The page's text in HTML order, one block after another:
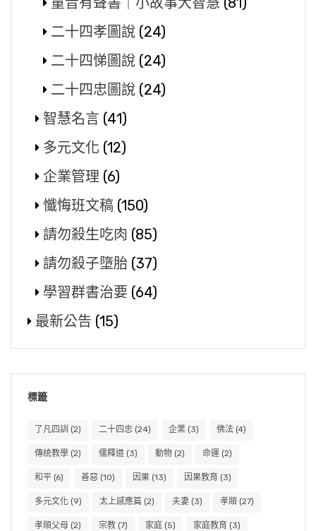
二十四孝圖說 (24)
二十四悌圖說 (24)
二十四忠圖說 (24)
智慧名言 (41)
多元文化 (12)
企業管理 (6)
懺悔班文稿 (150)
請勿殺生吃肉 (85)
請勿殺子墮胎 (37)
學習群書治要 (64)
最新公告 (15)
標籤
了凡四訓 (2) 二十四忠 (24) 企業 (3) 佛法 (4)
傳統教學 (2) 儒釋道 (3) 動物 (2) 命運 (2)
和平 (6) 善惡 (10) 因果 (13) 因果教育 (3)
多元文化 (9) 太上感應篇 (2) 夫妻 (3) 孝順 (27)
孝順父母 (2) 宗教 (7) 家庭 (5) 家庭教育 (3)